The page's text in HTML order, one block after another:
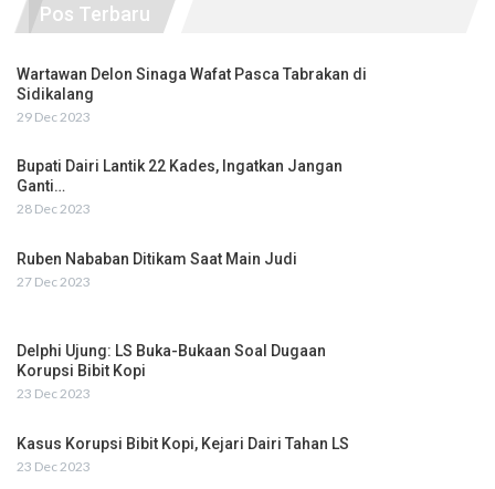
Pos Terbaru
Wartawan Delon Sinaga Wafat Pasca Tabrakan di
Sidikalang
29 Dec 2023
Bupati Dairi Lantik 22 Kades, Ingatkan Jangan
Ganti…
28 Dec 2023
Ruben Nababan Ditikam Saat Main Judi
27 Dec 2023
Delphi Ujung: LS Buka-Bukaan Soal Dugaan
Korupsi Bibit Kopi
23 Dec 2023
Kasus Korupsi Bibit Kopi, Kejari Dairi Tahan LS
23 Dec 2023